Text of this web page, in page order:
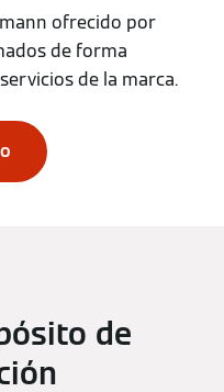
ofrecido por
de forma
de la marca.
de